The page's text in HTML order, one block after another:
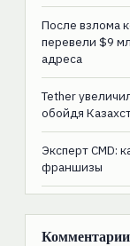
После взлома
перевели $9
адреса
Tether
обойдя
Эксперт CMD:
франшизы
Комментарии